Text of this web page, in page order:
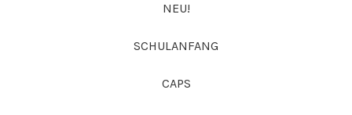
NEU!
SCHULANFANG
CAPS